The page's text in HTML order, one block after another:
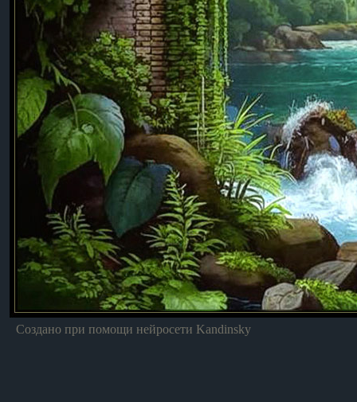
Создано при помощи нейросети Kandinsky